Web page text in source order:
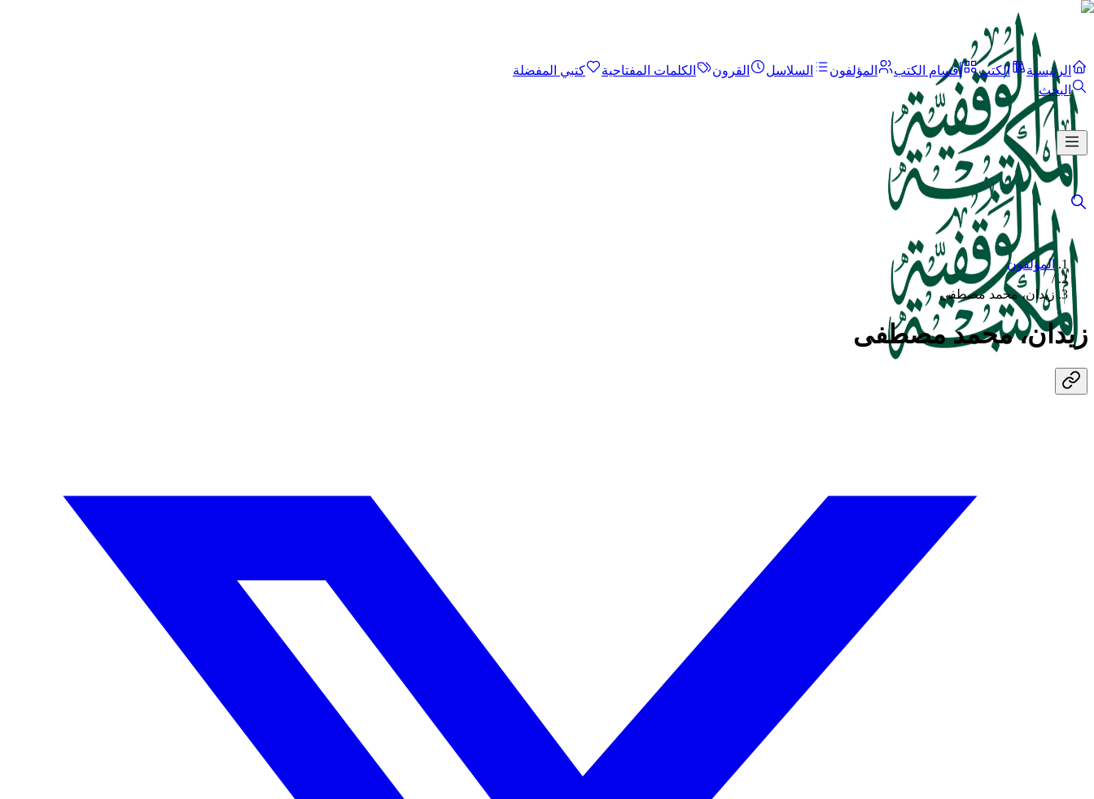
الرئيسية الكتب أقسام الكتب المؤلفون السلاسل القرون الكلمات المفتاحية
كتبي المفضلة
البحث
المؤلفون
/
زيدان، محمد مصطفى
زيدان، محمد مصطفى